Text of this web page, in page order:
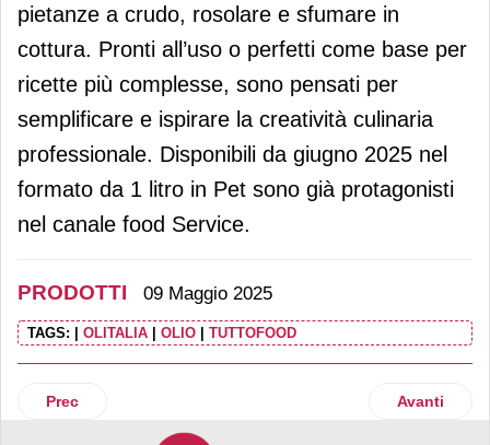
pietanze a crudo, rosolare e sfumare in
cottura. Pronti all’uso o perfetti come base per
ricette più complesse, sono pensati per
semplificare e ispirare la creatività culinaria
professionale. Disponibili da giugno 2025 nel
formato da 1 litro in Pet sono già protagonisti
nel canale food Service.
PRODOTTI 09 Maggio 2025
TAGS: OLITALIA OLIO TUTTOFOOD
Articolo precedente: Oasy rinnova l'immagine e lancia
Prec Articolo
Avanti